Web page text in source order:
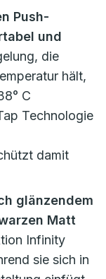
Push-
und
die
hält,
C
Technologie
damit
glänzendem
Matt
Infinity
sie sich in